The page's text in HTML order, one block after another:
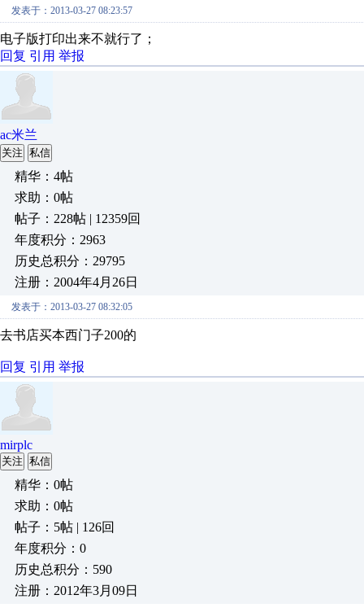
发表于：2013-03-27 08:23:57
电子版打印出来不就行了；
回复 引用 举报
ac米兰
关注 私信
精华：4帖
求助：0帖
帖子：228帖 | 12359回
年度积分：2963
历史总积分：29795
注册：2004年4月26日
发表于：2013-03-27 08:32:05
去书店买本西门子200的
回复 引用 举报
mirplc
关注 私信
精华：0帖
求助：0帖
帖子：5帖 | 126回
年度积分：0
历史总积分：590
注册：2012年3月09日